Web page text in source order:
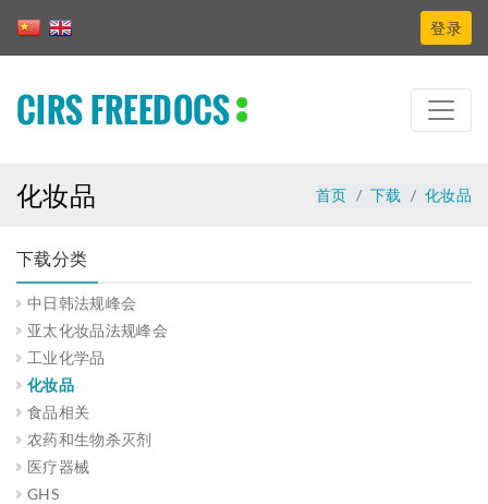
登录
CIRS FREEDOCS
化妆品 首页 下载 化妆品
下载分类
中日韩法规峰会
亚太化妆品法规峰会
工业化学品
化妆品
食品相关
农药和生物杀灭剂
医疗器械
GHS